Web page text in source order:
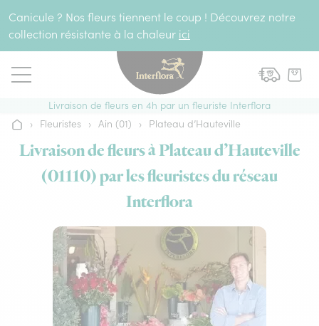
Canicule ? Nos fleurs tiennent le coup ! Découvrez notre
collection résistante à la chaleur ici
Livraison de fleurs en 4h par un fleuriste Interflora
Accueil
› Fleuristes › Ain (01) › Plateau d’Hauteville
Livraison de fleurs à Plateau d’Hauteville
(01110) par les fleuristes du réseau
Interflora